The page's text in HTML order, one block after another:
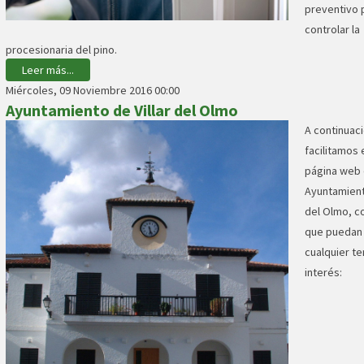
preventivo
controlar la
procesionaria del pino.
Leer más...
Miércoles, 09 Noviembre 2016 00:00
Ayuntamiento de Villar del Olmo
A
facilitamos
página web
del Olmo,
que
cualquier
interés: